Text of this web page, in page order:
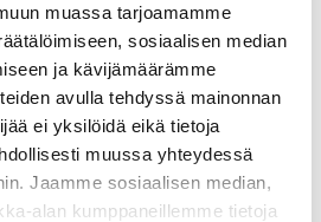
muassa tarjoamamme
sosiaalisen median
ja kävijämäärämme
avulla tehdyssä mainonnan
ei yksilöidä eikä tietoja
muussa yhteydessä
Jaamme sosiaalisen median,
alan kumppaneillemme tietoja